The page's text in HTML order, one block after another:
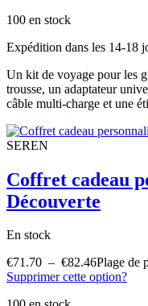
100 en stock
Expédition dans les 14-18
Un kit de voyage pour les
trousse, un adaptateur
câble multi-charge et une
SEREN
Coffret cadeau
Découverte
En stock
€71.70 – €82.46Plage de
Supprimer cette option?